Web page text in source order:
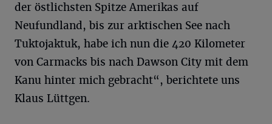
der östlichsten Spitze Amerikas auf
Neufundland, bis zur arktischen See nach
Tuktojaktuk, habe ich nun die 420 Kilometer
von Carmacks bis nach Dawson City mit dem
Kanu hinter mich gebracht“, berichtete uns
Klaus Lüttgen.